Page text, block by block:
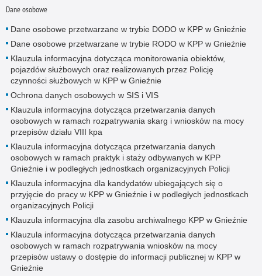
Dane osobowe
Dane osobowe przetwarzane w trybie DODO w KPP w Gnieźnie
Dane osobowe przetwarzane w trybie RODO w KPP w Gnieźnie
Klauzula informacyjna dotycząca monitorowania obiektów,
pojazdów służbowych oraz realizowanych przez Policję
czynności służbowych w KPP w Gnieźnie
Ochrona danych osobowych w SIS i VIS
Klauzula informacyjna dotycząca przetwarzania danych
osobowych w ramach rozpatrywania skarg i wniosków na mocy
przepisów działu VIII kpa
Klauzula informacyjna dotycząca przetwarzania danych
osobowych w ramach praktyk i staży odbywanych w KPP
Gnieźnie i w podległych jednostkach organizacyjnych Policji
Klauzula informacyjna dla kandydatów ubiegających się o
przyjęcie do pracy w KPP w Gnieźnie i w podległych jednostkach
organizacyjnych Policji
Klauzula informacyjna dla zasobu archiwalnego KPP w Gnieźnie
Klauzula informacyjna dotycząca przetwarzania danych
osobowych w ramach rozpatrywania wniosków na mocy
przepisów ustawy o dostępie do informacji publicznej w KPP w
Gnieźnie